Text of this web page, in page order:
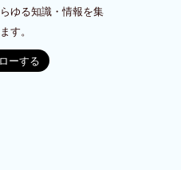
ゆる知識・情報を集
す。